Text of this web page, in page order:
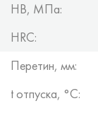
HB, МПа:
HRC:
Перетин, мм:
t отпуска, °C: